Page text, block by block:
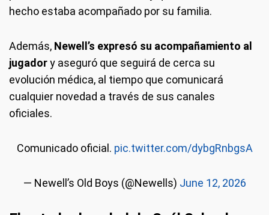
hecho estaba acompañado por su familia.
Además, Newell’s expresó su acompañamiento al
jugadory aseguró que seguirá de cerca su
evolución médica, al tiempo que comunicará
cualquier novedad a través de sus canales
oficiales.
Comunicado oficial. pic.twitter.com/dybgRnbgsA
— Newell’s Old Boys (@Newells) June 12, 2026